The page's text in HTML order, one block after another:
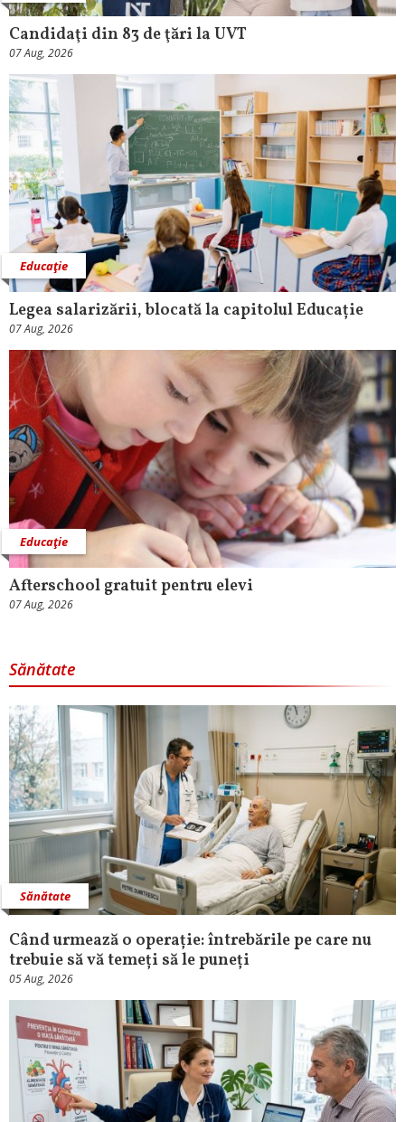
Candidaţi din 83 de ţări la UVT
07 Aug, 2026
Educaţie
Legea salarizării, blocată la capitolul Educație
07 Aug, 2026
Educaţie
Afterschool gratuit pentru elevi
07 Aug, 2026
Sănătate
Sănătate
Când urmează o operație: întrebările pe care nu
trebuie să vă temeți să le puneți
05 Aug, 2026